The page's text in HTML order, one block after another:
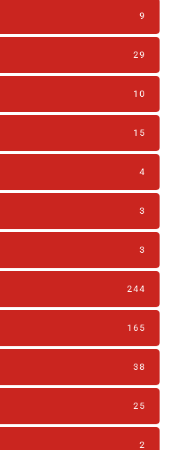
9
29
10
15
4
3
3
244
165
38
25
2